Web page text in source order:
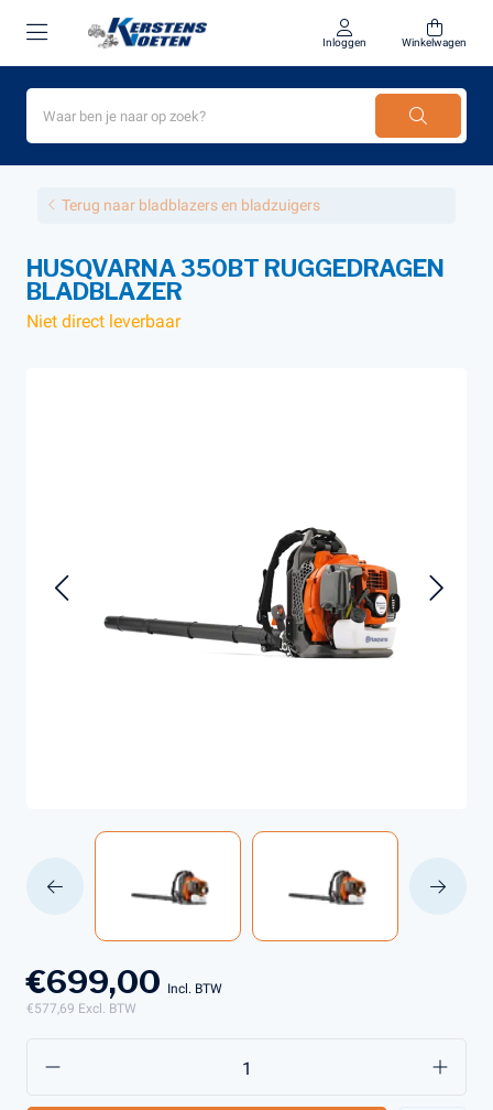
Inloggen Winkelwagen
Terug naar bladblazers en bladzuigers
HUSQVARNA 350BT RUGGEDRAGEN
BLADBLAZER
Niet direct leverbaar
€699,00 Incl. BTW
€577,69 Excl. BTW